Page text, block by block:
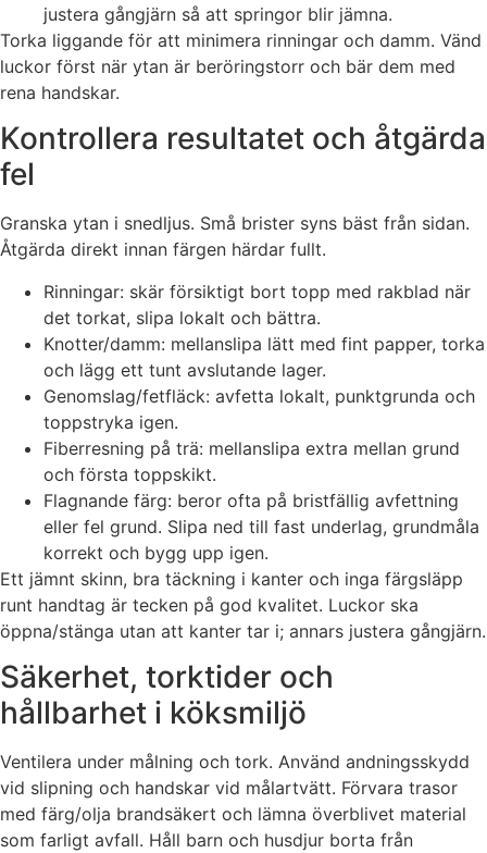
justera gångjärn så att springor blir jämna.
Torka liggande för att minimera rinningar och damm. Vänd
luckor först när ytan är beröringstorr och bär dem med
rena handskar.
Kontrollera resultatet och åtgärda
fel
Granska ytan i snedljus. Små brister syns bäst från sidan.
Åtgärda direkt innan färgen härdar fullt.
Rinningar: skär försiktigt bort topp med rakblad när
det torkat, slipa lokalt och bättra.
Knotter/damm: mellanslipa lätt med fint papper, torka
och lägg ett tunt avslutande lager.
Genomslag/fetfläck: avfetta lokalt, punktgrunda och
toppstryka igen.
Fiberresning på trä: mellanslipa extra mellan grund
och första toppskikt.
Flagnande färg: beror ofta på bristfällig avfettning
eller fel grund. Slipa ned till fast underlag, grundmåla
korrekt och bygg upp igen.
Ett jämnt skinn, bra täckning i kanter och inga färgsläpp
runt handtag är tecken på god kvalitet. Luckor ska
öppna/stänga utan att kanter tar i; annars justera gångjärn.
Säkerhet, torktider och
hållbarhet i köksmiljö
Ventilera under målning och tork. Använd andningsskydd
vid slipning och handskar vid målartvätt. Förvara trasor
med färg/olja brandsäkert och lämna överblivet material
som farligt avfall. Håll barn och husdjur borta från